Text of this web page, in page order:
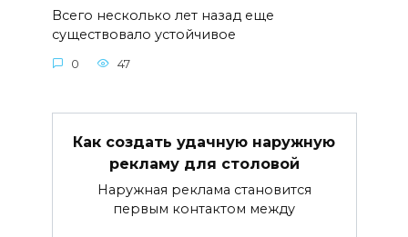
Всего несколько лет назад еще
существовало устойчивое
0 47
Как создать удачную наружную
рекламу для столовой
Наружная реклама становится
первым контактом между